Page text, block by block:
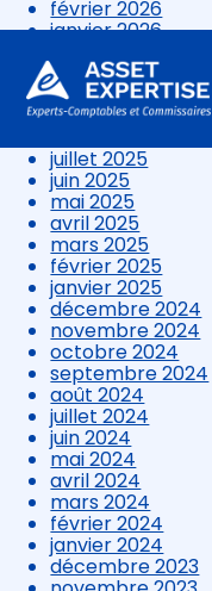
Aller
au
février 2026
janvier 2026
novembre 2025
octobre 2025
septembre 2025
juillet 2025
juin 2025
mai 2025
avril 2025
mars 2025
février 2025
janvier 2025
décembre 2024
novembre 2024
octobre 2024
septembre 2024
août 2024
juillet 2024
juin 2024
mai 2024
avril 2024
mars 2024
février 2024
janvier 2024
décembre 2023